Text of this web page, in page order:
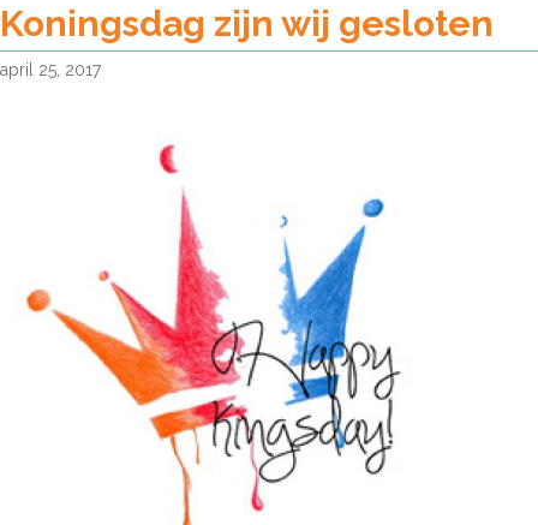
de
hoogste
de
Koningsdag zijn wij gesloten
april 25, 2017